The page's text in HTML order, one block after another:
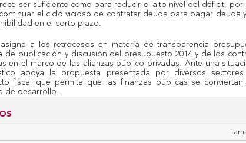
ser suficiente como para reducir el alto nivel del déficit, por
el ciclo vicioso de contratar deuda para pagar deuda
en el corto plazo.
a los retrocesos en materia de transparencia
de publicación y discusión del presupuesto 2014 y de los
en el marco de las alianzas público-privadas. Ante una
apoya la propuesta presentada por diversos
fiscal que permita que las finanzas públicas se conviertan
de desarrollo.